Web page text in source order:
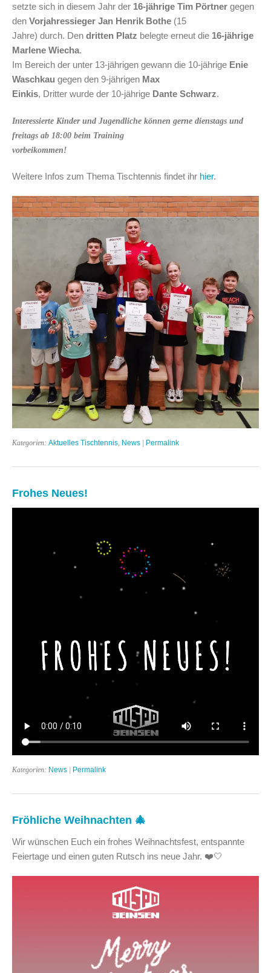
setzte sich in diesem Jahr der 16-jährige Tim Pörtner gegen
den Vorjahressieger Jan Henrik Bothe (15
Jahre) durch. Den dritten Platz belegte erneut die 16-jährige
Marlene Wiecha.
Im Bereich der unter 13-jährigen gewann die 10-jährige Enie
Waschkau gegen den 9-jährigen Max
Einkis, Dritter wurde der 10-jährige Dante Schwarz.
Interessierte Kinder und Jugendliche können gerne dienstags und
freitags ab 18:00 beim Training
vorbeikommen!
Weitere Infos zum Thema Tischtennis findet ihr hier.
Kategorien: Aktuelles Tischtennis, News | Permalink
Frohes Neues!
Kategorien: News | Permalink
Fröhliche Weihnachten 🎄
Wir wünschen Euch ein frohes Weihnachtsfest, entspannte
Feiertage und einen guten Rutsch ins neue Jahr. ❤️🤍